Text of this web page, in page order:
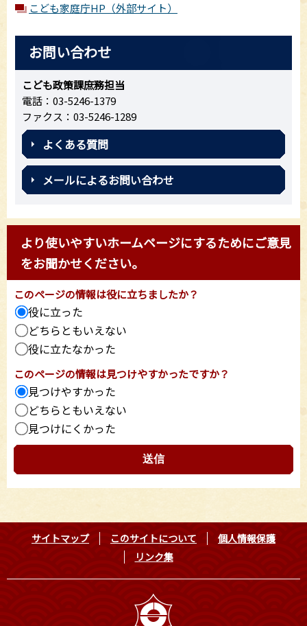
こども家庭庁HP（外部サイト）
お問い合わせ
こども政策課庶務担当
電話：03-5246-1379
ファクス：03-5246-1289
よくある質問
メールによるお問い合わせ
より使いやすいホームページにするためにご意見
をお聞かせください。
このページの情報は役に立ちましたか？
役に立った
どちらともいえない
役に立たなかった
このページの情報は見つけやすかったですか？
見つけやすかった
どちらともいえない
見つけにくかった
サイトマップ このサイトについて
個人情報保護
リンク集